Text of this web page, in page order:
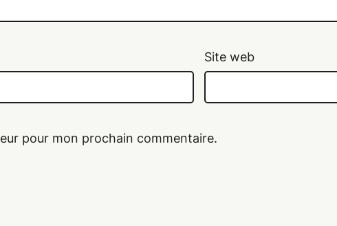
Site web
pour mon prochain commentaire.